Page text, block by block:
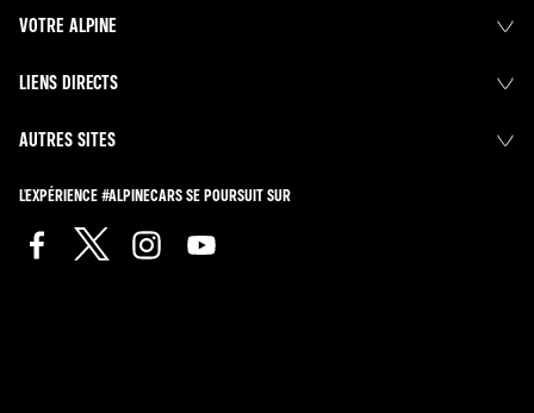
VOTRE ALPINE
LIENS DIRECTS
AUTRES SITES
L'EXPÉRIENCE #ALPINECARS SE POURSUIT SUR